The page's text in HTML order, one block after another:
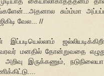
சும்ம்மா
வேல... //
மனதில் தோன்றுவதை
இருக்கணும்,